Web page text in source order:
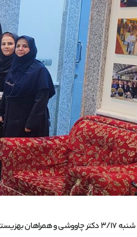
عصر روز پنج شنبه ۳/۱۷ دکتر